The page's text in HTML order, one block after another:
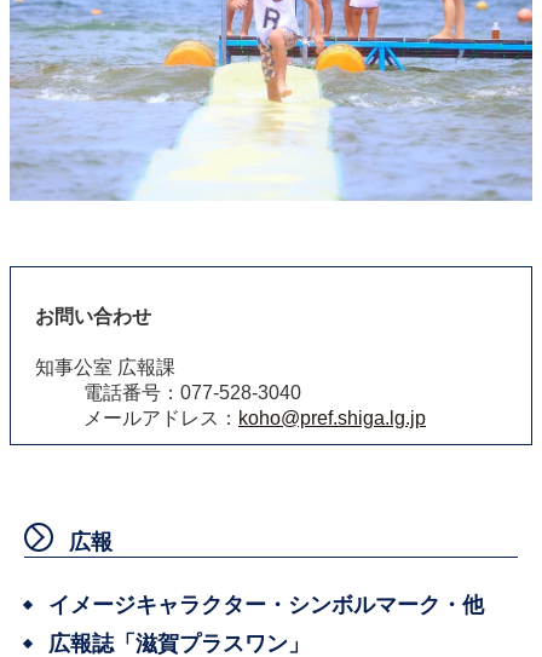
お問い合わせ
知事公室 広報課
電話番号：077-528-3040
メールアドレス： koho@pref.shiga.lg.jp
広報
イメージキャラクター・シンボルマーク・他
広報誌「滋賀プラスワン」